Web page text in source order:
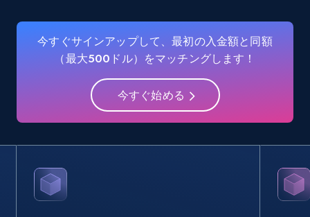
Industries, Operating status, and more.
1.6K+ 無料トライアル
Searching data by keyword
Name, URL, ID, Cb rank, Region, About,
Industries, Operating status, and more.
今すぐサインアップして、最初の入金額と同額
（最大500ドル）をマッチングします！
今すぐ始める